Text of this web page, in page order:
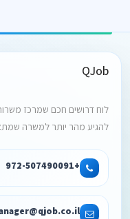
QJob
לוח דרושים חכם שמרכז
להגיע מהר יותר למשרה
+972-507490091